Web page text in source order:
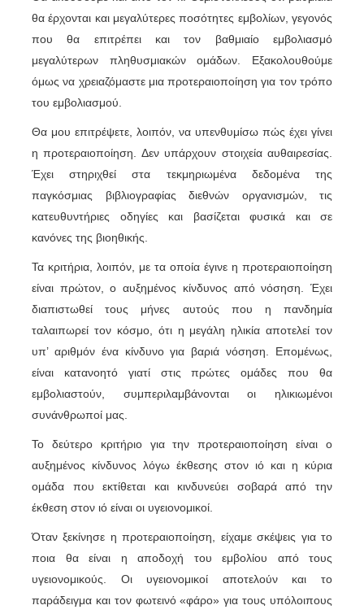
θα έρχονται και μεγαλύτερες ποσότητες εμβολίων, γεγονός
που θα επιτρέπει και τον βαθμιαίο εμβολιασμό
μεγαλύτερων πληθυσμιακών ομάδων. Εξακολουθούμε
όμως να χρειαζόμαστε μια προτεραιοποίηση για τον τρόπο
του εμβολιασμού.
Θα μου επιτρέψετε, λοιπόν, να υπενθυμίσω πώς έχει γίνει
η προτεραιοποίηση. Δεν υπάρχουν στοιχεία αυθαιρεσίας.
Έχει στηριχθεί στα τεκμηριωμένα δεδομένα της
παγκόσμιας βιβλιογραφίας διεθνών οργανισμών, τις
κατευθυντήριες οδηγίες και βασίζεται φυσικά και σε
κανόνες της βιοηθικής.
Τα κριτήρια, λοιπόν, με τα οποία έγινε η προτεραιοποίηση
είναι πρώτον, ο αυξημένος κίνδυνος από νόσηση. Έχει
διαπιστωθεί τους μήνες αυτούς που η πανδημία
ταλαιπωρεί τον κόσμο, ότι η μεγάλη ηλικία αποτελεί τον
υπ’ αριθμόν ένα κίνδυνο για βαριά νόσηση. Επομένως,
είναι κατανοητό γιατί στις πρώτες ομάδες που θα
εμβολιαστούν, συμπεριλαμβάνονται οι ηλικιωμένοι
συνάνθρωποί μας.
Το δεύτερο κριτήριο για την προτεραιοποίηση είναι ο
αυξημένος κίνδυνος λόγω έκθεσης στον ιό και η κύρια
ομάδα που εκτίθεται και κινδυνεύει σοβαρά από την
έκθεση στον ιό είναι οι υγειονομικοί.
Όταν ξεκίνησε η προτεραιοποίηση, είχαμε σκέψεις για το
ποια θα είναι η αποδοχή του εμβολίου από τους
υγειονομικούς. Οι υγειονομικοί αποτελούν και το
παράδειγμα και τον φωτεινό «φάρο» για τους υπόλοιπους